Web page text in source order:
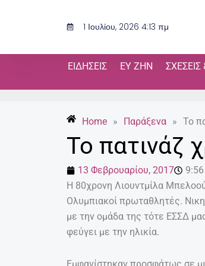
1 Ιουλίου, 2026 4:13 πμ
ΕΙΔΉΣΕΙΣ ΕΥ ΖΗΝ ΣΧΈΣΕΙΣ
Home » Παράξενα » Το
Το πατινάζ
13 Φεβρουαρίου, 2017
Η 80χρονη Λιουντμίλα
Ολυμπιακοί πρωταθλητές.
με την ομάδα της τότε ΕΣΣΔ
φεύγει με την ηλικία.
Εμφανίστηκαν προσφάτως σε